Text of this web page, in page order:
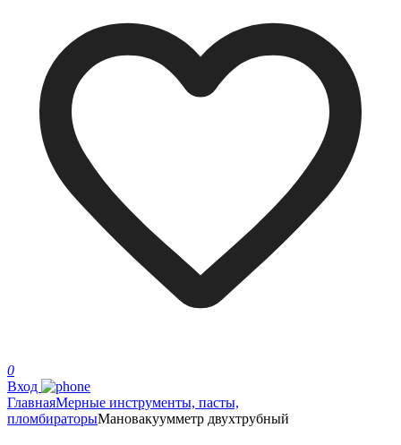
0
Вход
ГлавнаяМерные инструменты, пасты,
пломбираторыМановакуумметр двухтрубный